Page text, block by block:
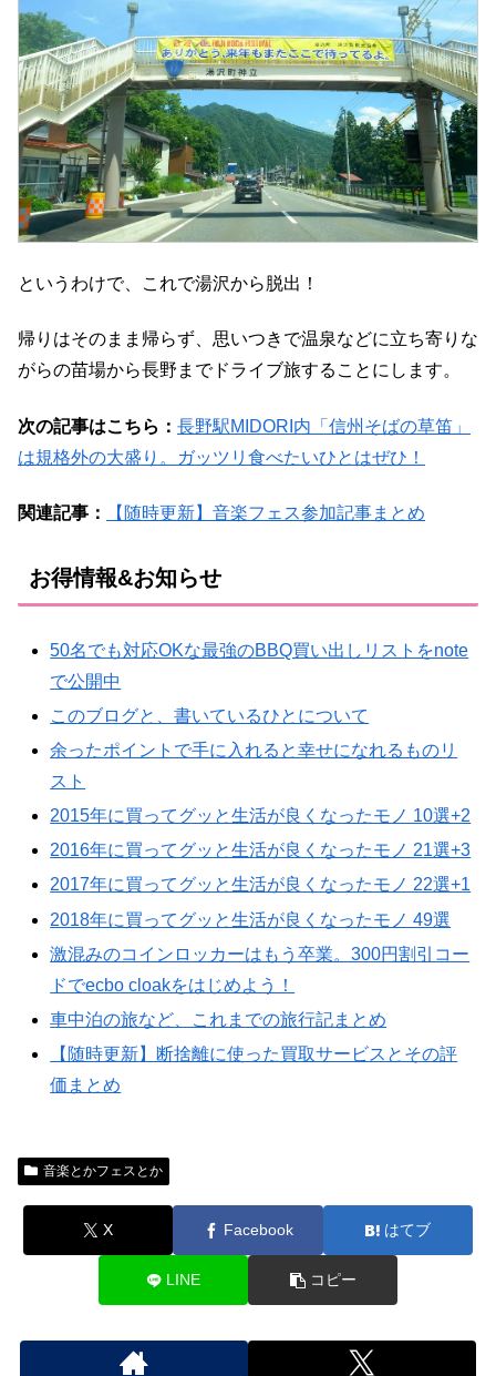
というわけで、これで湯沢から脱出！
帰りはそのまま帰らず、思いつきで温泉などに立ち寄りな
がらの苗場から長野までドライブ旅することにします。
次の記事はこちら： 長野駅MIDORI内「信州そばの草笛」
は規格外の大盛り。ガッツリ食べたいひとはぜひ！
関連記事： 【随時更新】音楽フェス参加記事まとめ
お得情報&お知らせ
50名でも対応OKな最強のBBQ買い出しリストをnote
で公開中
このブログと、書いているひとについて
余ったポイントで手に入れると幸せになれるものリ
スト
2015年に買ってグッと生活が良くなったモノ 10選+2
2016年に買ってグッと生活が良くなったモノ 21選+3
2017年に買ってグッと生活が良くなったモノ 22選+1
2018年に買ってグッと生活が良くなったモノ 49選
激混みのコインロッカーはもう卒業。300円割引コー
ドでecbo cloakをはじめよう！
車中泊の旅など、これまでの旅行記まとめ
【随時更新】断捨離に使った買取サービスとその評
価まとめ
音楽とかフェスとか
X Facebook はてブ
LINE コピー